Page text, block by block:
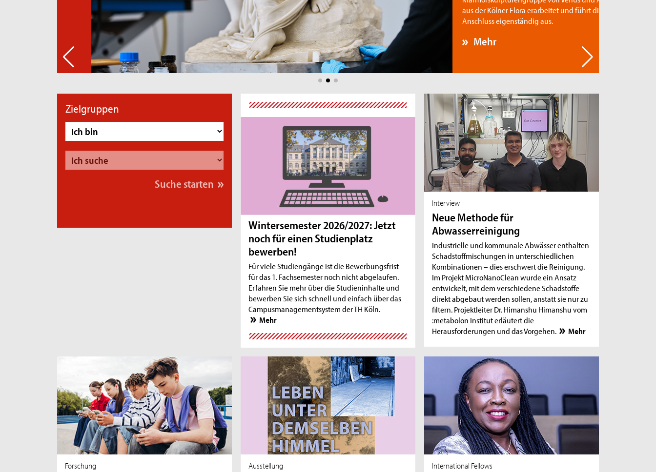
aus der Kölner Flora erarbeitet und führt diese im
Anschluss eigenständig aus.
Zielgruppen
Wintersemester 2026/2027: Jetzt
noch für einen Studienplatz
bewerben!
Für viele Studiengänge ist die Bewerbungsfrist
für das 1. Fachsemester noch nicht abgelaufen.
Erfahren Sie mehr über die Studieninhalte und
bewerben Sie sich schnell und einfach über das
Campusmanagementsystem der TH Köln.
Mehr
Interview
Neue Methode für
Abwasserreinigung
Industrielle und kommunale Abwässer enthalten
Schadstoffmischungen in unterschiedlichen
Kombinationen – dies erschwert die Reinigung.
Im Projekt MicroNanoClean wurde ein Ansatz
entwickelt, mit dem verschiedene Schadstoffe
direkt abgebaut werden sollen, anstatt sie nur zu
filtern. Projektleiter Dr. Himanshu Himanshu vom
:metabolon Institut erläutert die
Herausforderungen und das Vorgehen.
Mehr
Forschung Ausstellung International Fellows